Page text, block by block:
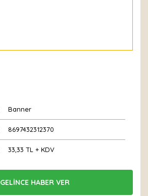
Banner
8697432312370
33,33 TL + KDV
GELİNCE HABER VER